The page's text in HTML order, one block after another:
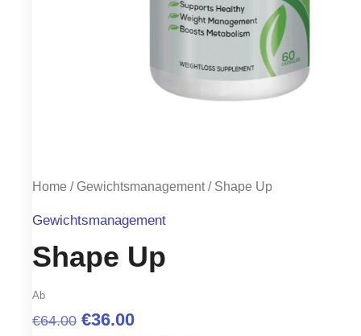
Home / Gewichtsmanagement/ Shape Up
Gewichtsmanagement
Shape Up
Ab
€64.00 Original
€36.00Current